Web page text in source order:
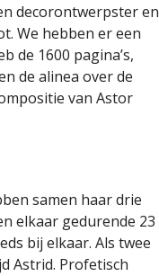
decorontwerpster en
We hebben er een
de 1600 pagina’s,
de alinea over de
van Astor
samen haar drie
elkaar gedurende 23
bij elkaar. Als twee
Astrid. Profetisch